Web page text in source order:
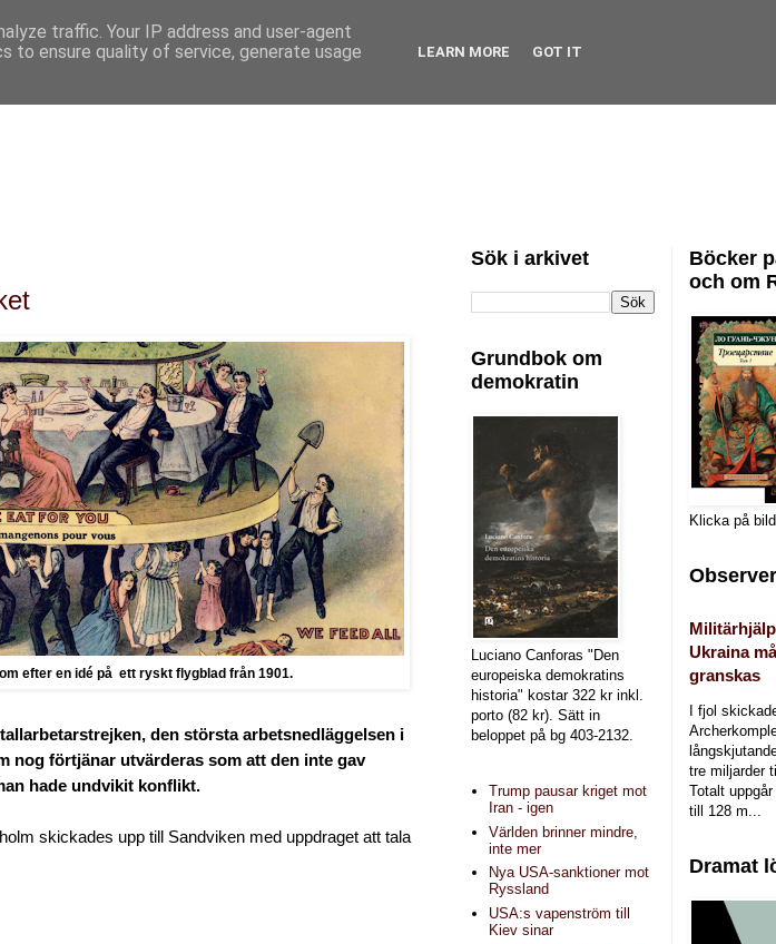
efter en idé på ett ryskt flygblad från 1901.
den största arbetsnedläggelsen i
nog förtjänar utvärderas som att den inte gav
hade undvikit konflikt.
skickades upp till Sandviken med uppdraget att tala
Sök i arkivet
Grundbok om
demokratin
Luciano Canforas "Den
europeiska demokratins
historia" kostar 322 kr inkl.
porto (82 kr). Sätt in
beloppet på bg 403-2132.
Trump pausar kriget mot
Iran - igen
Världen brinner mindre,
inte mer
Nya USA-sanktioner mot
Ryssland
USA:s vapenström till
Kiev sinar
Böcker
och om
Klicka på
Ukraina
granskas
I fjol
tre miljarder
Totalt
till 128 m...
Dramat
traffic. Your IP address and user-agent
to ensure quality of service, generate usage
LEARN MORE GOT IT